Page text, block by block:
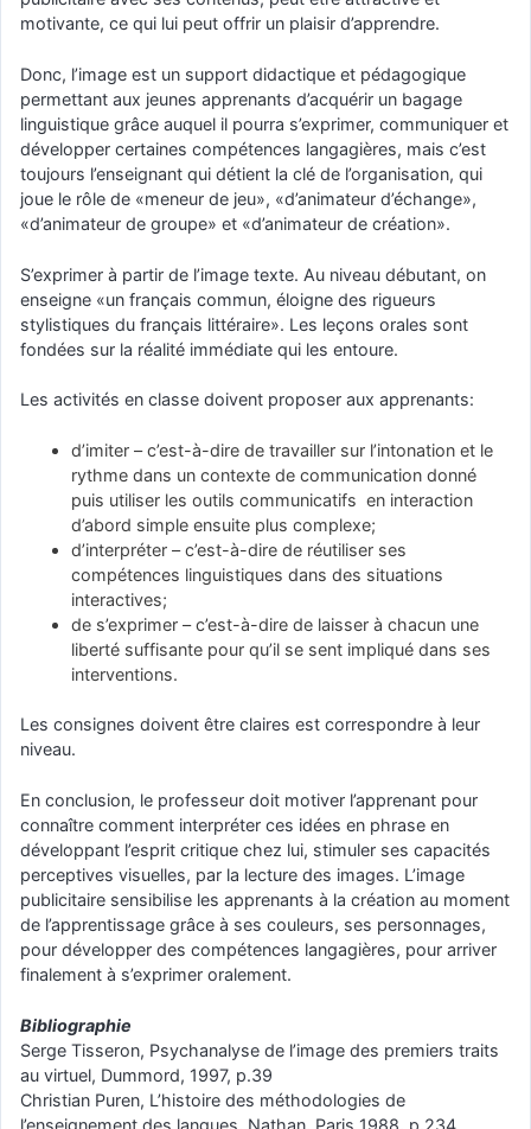
motivante, ce qui lui peut offrir un plaisir d’apprendre.
Donc, l’image est un support didactique et pédagogique
permettant aux jeunes apprenants d’acquérir un bagage
linguistique grâce auquel il pourra s’exprimer, communiquer et
développer certaines compétences langagières, mais c’est
toujours l’enseignant qui détient la clé de l’organisation, qui
joue le rôle de «meneur de jeu», «d’animateur d’échange»,
«d’animateur de groupe» et «d’animateur de création».
S’exprimer à partir de l’image texte. Au niveau débutant, on
enseigne «un français commun, éloigne des rigueurs
stylistiques du français littéraire». Les leçons orales sont
fondées sur la réalité immédiate qui les entoure.
Les activités en classe doivent proposer aux apprenants:
d’imiter – c’est-à-dire de travailler sur l’intonation et le
rythme dans un contexte de communication donné
puis utiliser les outils communicatifs en interaction
d’abord simple ensuite plus complexe;
d’interpréter – c’est-à-dire de réutiliser ses
compétences linguistiques dans des situations
interactives;
de s’exprimer – c’est-à-dire de laisser à chacun une
liberté suffisante pour qu’il se sent impliqué dans ses
interventions.
Les consignes doivent être claires est correspondre à leur
niveau.
En conclusion, le professeur doit motiver l’apprenant pour
connaître comment interpréter ces idées en phrase en
développant l’esprit critique chez lui, stimuler ses capacités
perceptives visuelles, par la lecture des images. L’image
publicitaire sensibilise les apprenants à la création au moment
de l’apprentissage grâce à ses couleurs, ses personnages,
pour développer des compétences langagières, pour arriver
finalement à s’exprimer oralement.
Bibliographie
Serge Tisseron, Psychanalyse de l’image des premiers traits
au virtuel, Dummord, 1997, p.39
Christian Puren, L’histoire des méthodologies de
l’enseignement des langues, Nathan, Paris 1988, p.234